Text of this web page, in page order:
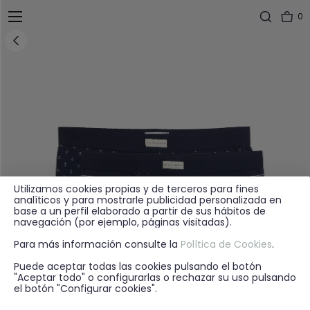
0
Utilizamos cookies propias y de terceros para fines
analíticos y para mostrarle publicidad personalizada en
base a un perfil elaborado a partir de sus hábitos de
navegación (por ejemplo, páginas visitadas).
Para más información consulte la Política de Cookies.
Puede aceptar todas las cookies pulsando el botón
"Aceptar todo" o configurarlas o rechazar su uso pulsando
el botón "Configurar cookies".